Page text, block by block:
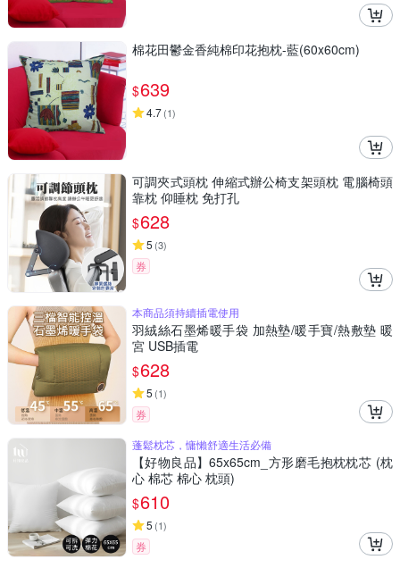
棉花田鬱金香純棉印花抱枕-藍(60x60cm)
$639
4.7(1)
可調夾式頭枕 伸縮式辦公椅支架頭枕 電腦椅頭
靠枕 仰睡枕 免打孔
$628
5 (3)
券
本商品須持續插電使用
羽絨絲石墨烯暖手袋 加熱墊/暖手寶/熱敷墊 暖
宮 USB插電
$628
5 (1)
券
蓬鬆枕芯，慵懶舒適生活必備
【好物良品】65x65cm_方形磨毛抱枕枕芯 (枕
心 棉芯 棉心 枕頭)
$610
5 (1)
券